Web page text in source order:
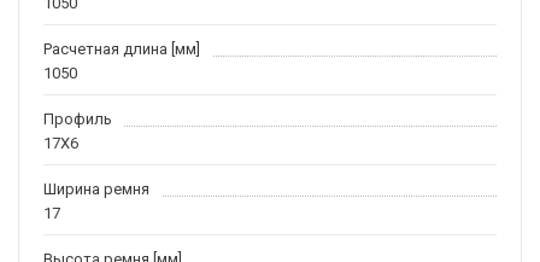
Расчетная длина [мм]
1050
Профиль
17X6
Ширина ремня
17